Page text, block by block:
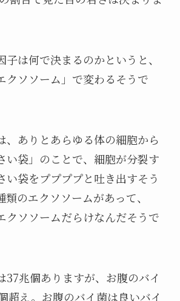
は何で決まるのかというと、
クソソーム」で変わるそうで
、ありとあらゆる体の細胞から
い袋」のことで、細胞が分裂す
い袋をププププと吐き出すそう
のエクソソームがあって、
クソソームだらけなんだそうで
37兆個ありますが、お腹のバイ
超え。お腹のバイ菌は良いバイ